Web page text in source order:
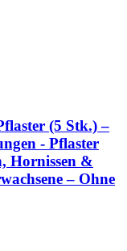
(5 Stk.) –
- Pflaster
Hornissen &
– Ohne